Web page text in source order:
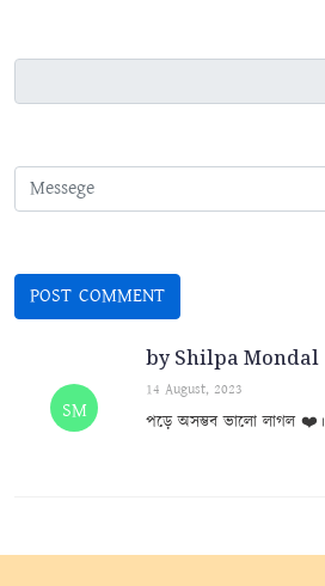
SM
by Shilpa Mondal
14 August, 2023
পড়ে অসম্ভব ভালো লাগল ❤️।